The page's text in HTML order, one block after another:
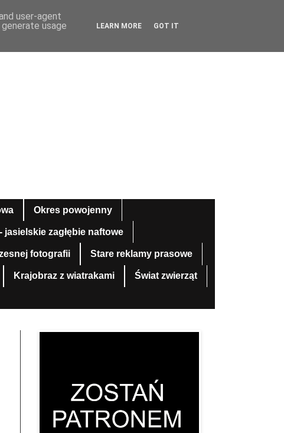
Okres powojenny
jasielskie zagłębie naftowe
fotografii Stare reklamy prasowe
Krajobraz z wiatrakami Świat zwierząt
user-agent
usage
LEARN MORE GOT IT